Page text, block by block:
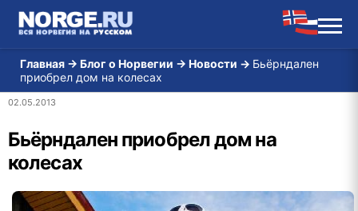
Главная → Блог о Норвегии → Новости → Бьёрндален
приобрел дом на колесах
02.05.2013
Бьёрндален приобрел дом на
колесах